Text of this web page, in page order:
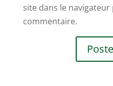
site dans le
commentaire.